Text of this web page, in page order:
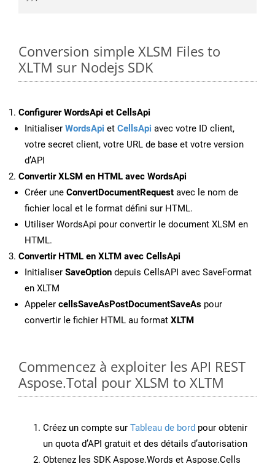
Conversion simple XLSM Files to
XLTM sur Nodejs SDK
Configurer WordsApi et CellsApi
Initialiser WordsApi et CellsApi avec votre ID client,
votre secret client, votre URL de base et votre version
d’API
Convertir XLSM en HTML avec WordsApi
Créer une ConvertDocumentRequest avec le nom de
fichier local et le format défini sur HTML.
Utiliser WordsApi pour convertir le document XLSM en
HTML.
Convertir HTML en XLTM avec CellsApi
Initialiser SaveOption depuis CellsAPI avec SaveFormat
en XLTM
Appeler cellsSaveAsPostDocumentSaveAs pour
convertir le fichier HTML au format XLTM
Commencez à exploiter les API REST
Aspose.Total pour XLSM to XLTM
Créez un compte sur Tableau de bord pour obtenir
un quota d’API gratuit et des détails d’autorisation
Obtenez les SDK Aspose.Words et Aspose.Cells